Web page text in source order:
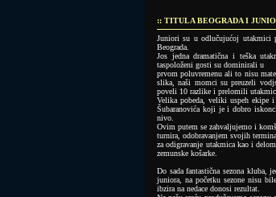
:: TITULA BEOGRADA I
Juniori su u odlučujućoj utakmici
Beograda.
Jos jedna dramatična i teška
taspoloženi gosti su dominirali u
prvom poluvremenu ali to nisu
slika, naši momci su preuzeli
poveli 10 razlike i prelomili
Velika pobeda, veliki uspeh ekipe
Šubaranovića koji je i dobro
nivo.
Ovim putem se zahvaljujemo i
turnira, odobravanjem svojih termina
za odigravanje utakmica kao i
zemunske košarke.
Do sada fantastična sezona
juniora, na početku sezone nisu
ibzira na nedace donosi rezultat.